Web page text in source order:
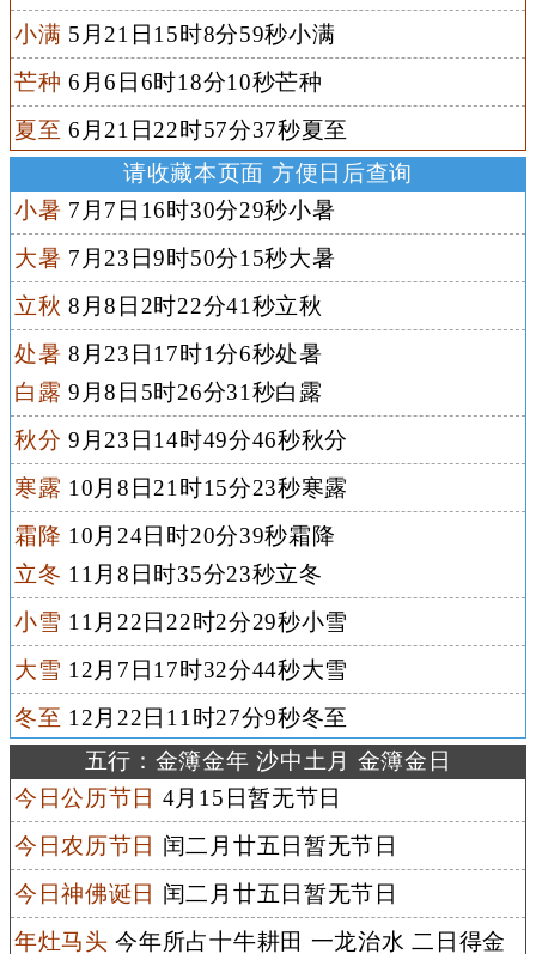
小满 5月21日15时8分59秒小满
芒种 6月6日6时18分10秒芒种
夏至 6月21日22时57分37秒夏至
请收藏本页面 方便日后查询
小暑 7月7日16时30分29秒小暑
大暑 7月23日9时50分15秒大暑
立秋 8月8日2时22分41秒立秋
处暑 8月23日17时1分6秒处暑
白露 9月8日5时26分31秒白露
秋分 9月23日14时49分46秒秋分
寒露 10月8日21时15分23秒寒露
霜降 10月24日时20分39秒霜降
立冬 11月8日时35分23秒立冬
小雪 11月22日22时2分29秒小雪
大雪 12月7日17时32分44秒大雪
冬至 12月22日11时27分9秒冬至
五行：金簿金年 沙中土月 金簿金日
今日公历节日 4月15日暂无节日
今日农历节日 闰二月廿五日暂无节日
今日神佛诞日 闰二月廿五日暂无节日
年灶马头 今年所占十牛耕田 一龙治水 二日得金